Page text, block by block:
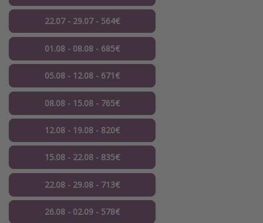
22.07 - 29.07 - 564€
01.08 - 08.08 - 685€
05.08 - 12.08 - 671€
08.08 - 15.08 - 765€
12.08 - 19.08 - 820€
15.08 - 22.08 - 835€
22.08 - 29.08 - 713€
26.08 - 02.09 - 578€